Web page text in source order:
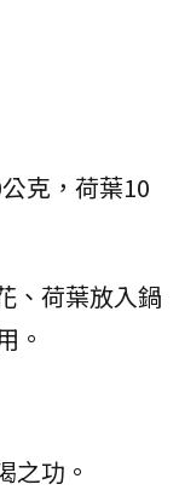
克，荷葉10
、荷葉放入鍋
。
之功。